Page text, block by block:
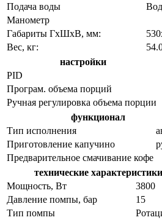
Подача воды
Манометр
Габариты ГхШхВ, мм:
Вес, кг:
настройки
PID
Програм. объема порций
Ручная регулировка объема порции
функционал
Тип исполнения
Приготовление капучино
Предварительное смачивание кофе
технические характеристики
Мощность, Вт
3800
Давление помпы, бар
15
Тип помпы